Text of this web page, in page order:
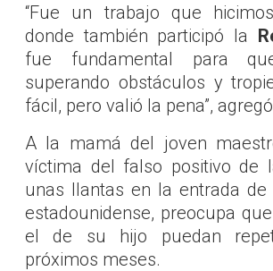
“Fue un trabajo que
donde también participó la
fue fundamental para
superando obstáculos y
fácil, pero valió la pena”,
A la mamá del joven
víctima del falso positivo de
unas llantas en la entrada de
estadounidense, preocupa
el de su hijo puedan
próximos meses.